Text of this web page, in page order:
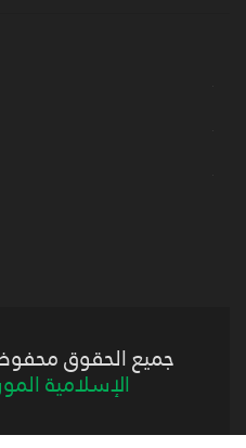
جميع الحقوق
الإسلامية